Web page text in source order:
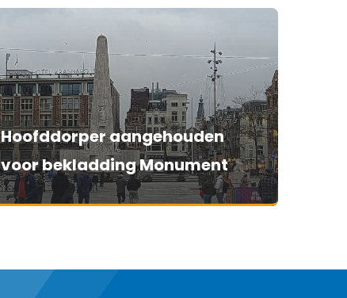
Hoofddorper aangehouden
voor bekladding Monument